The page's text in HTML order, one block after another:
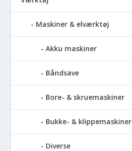
Maskiner & elværktøj
Akku maskiner
Båndsave
Bore- & skruemaskiner
Bukke- & klippemaskiner
Diverse